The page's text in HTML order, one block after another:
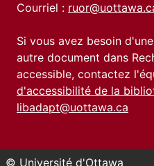
Courriel :
Si vous avez besoin
autre document dans
accessible, contactez
d'accessibilité de la
libadapt@uottawa.ca
© Université d'Ottawa